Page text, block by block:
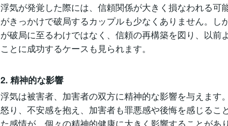
浮気が発覚した際には、信頼関係が大きく損なわれる可
がきっかけで破局するカップルも少なくありません。し
が破局に至るわけではなく、信頼の再構築を図り、以前
ことに成功するケースも見られます。
2. 精神的な影響
浮気は被害者、加害者の双方に精神的な影響を与えます
怒り、不安感を抱え、加害者も罪悪感や後悔を感じるこ
た感情が、個々の精神的健康に大きく影響することがあり